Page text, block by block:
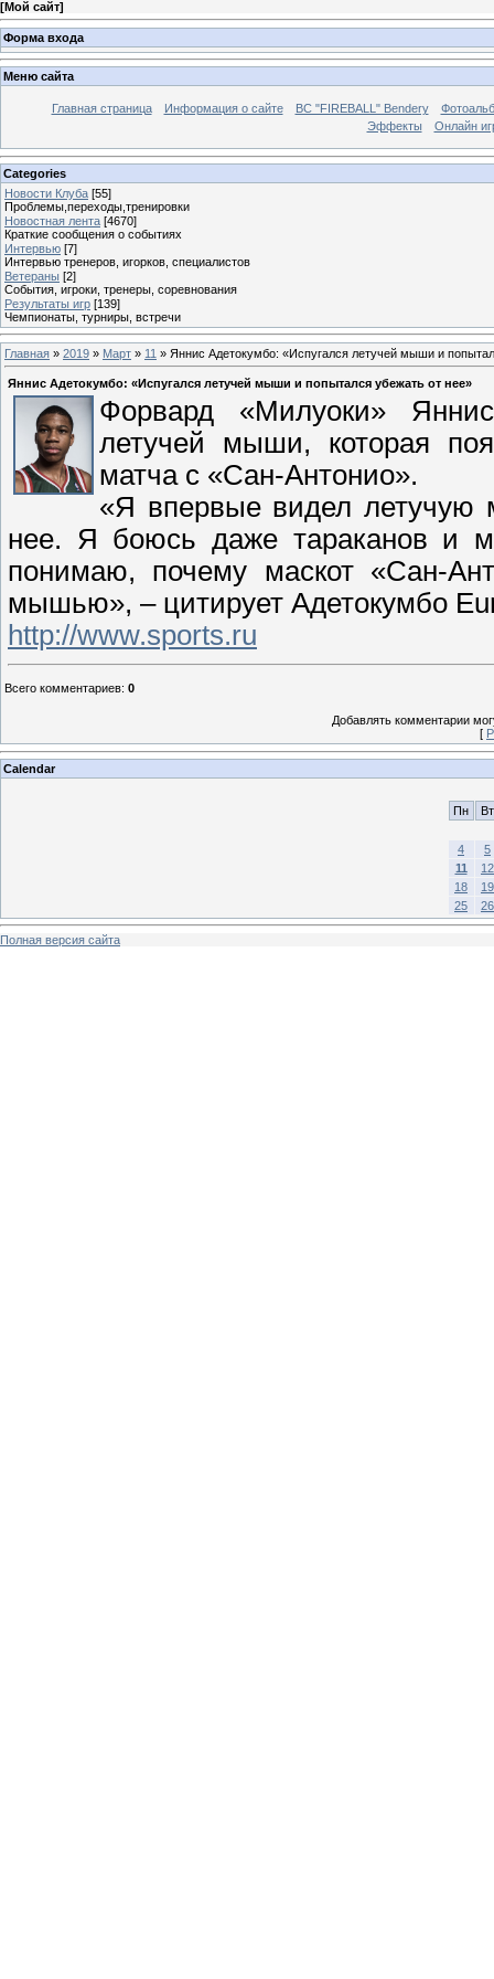
[Мой сайт]
Форма входа
Меню сайта
Главная страница Информация о сайте BC "FIREBALL" Bendery
Эффекты
Онлайн
Categories
Новости Клуба [55]
Проблемы,переходы,тренировки
Новостная лента [4670]
Краткие сообщения о событиях
Интервью [7]
Интервью тренеров, игорков, специалистов
Ветераны [2]
События, игроки, тренеры, соревнования
Результаты игр [139]
Чемпионаты, турниры, встречи
Главная » 2019 » Март » 11 » Яннис Адетокумбо: «Испугался летучей мыши и
Яннис Адетокумбо: «Испугался летучей мыши и попытался убежать от нее»
Форвард «Милуоки»
летучей мыши, которая
матча с «Сан-Антонио».
«Я впервые видел летучую
нее. Я боюсь даже тараканов и
понимаю, почему маскот «Сан-
мышью», – цитирует Адетокумбо
http://www.sports.ru
Всего комментариев: 0
Добавлять комментарии
[
Calendar
Пн Вт
4
5
11
12
18
19
25
26
Полная версия сайта